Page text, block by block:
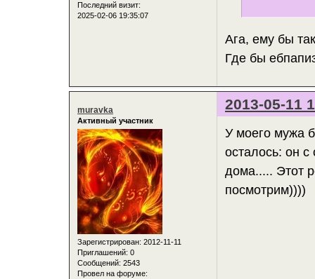
Последний визит:
2025-02-06 19:35:07
Ага, ему бы
Где бы
2013-05-11
muravka
Активный участник
Зарегистрирован: 2012-11-11
Приглашений: 0
Сообщений: 2543
Провел на форуме:
У моего мужа
осталось: он с
дома..... Этот
посмотрим))))